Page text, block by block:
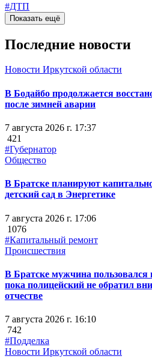
#ДТП
Показать ещё
Последние новости
Новости Иркутской области
В Бодайбо продолжается
после зимней аварии
7 августа 2026 г. 17:37
421
#Губернатор
Общество
В Братске планируют
детский сад в Энергетике
7 августа 2026 г. 17:06
1076
#Капитальный ремонт
Происшествия
В Братске мужчина
пока полицейский не обратил
отчестве
7 августа 2026 г. 16:10
742
#Подделка
Новости Иркутской области